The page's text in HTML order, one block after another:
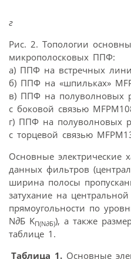
г
Рис. 2. Топологии
микрополосковых ППФ:
а) ППФ на встречных
б) ППФ на «шпильках»
в) ППФ на полуволновых
с боковой связью
г) ППФ на полуволновых
с торцевой связью
Основные электрические
данных фильтров
ширина полосы
затухание на центральной
прямоугольности по
NдБ KП(NдБ)), а также
таблице 1.
Таблица 1. Основные